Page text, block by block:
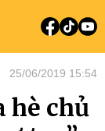
25/06/2019 15:54
hè chủ